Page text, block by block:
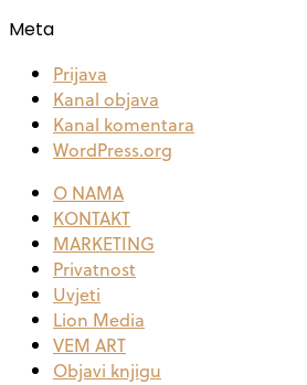
Meta
Prijava
Kanal objava
Kanal komentara
WordPress.org
O NAMA
KONTAKT
MARKETING
Privatnost
Uvjeti
Lion Media
VEM ART
Objavi knjigu